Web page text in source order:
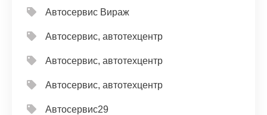
Автосервис Вираж
Автосервис, автотехцентр
Автосервис, автотехцентр
Автосервис, автотехцентр
Автосервис29